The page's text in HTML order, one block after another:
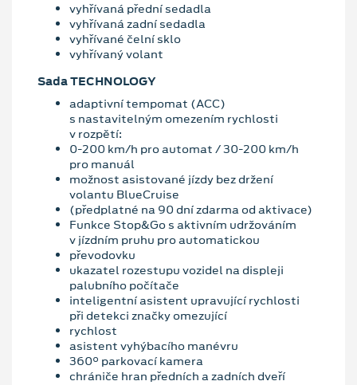
vyhřívaná přední sedadla
vyhřívaná zadní sedadla
vyhřívané čelní sklo
vyhřívaný volant
Sada TECHNOLOGY
adaptivní tempomat (ACC)
s nastavitelným omezením rychlosti
v rozpětí:
0-200 km/h pro automat / 30-200 km/h
pro manuál
možnost asistované jízdy bez držení
volantu BlueCruise
(předplatné na 90 dní zdarma od aktivace)
Funkce Stop&Go s aktivním udržováním
v jízdním pruhu pro automatickou
převodovku
ukazatel rozestupu vozidel na displeji
palubního počítače
inteligentní asistent upravující rychlosti
při detekci značky omezující
rychlost
asistent vyhýbacího manévru
360° parkovací kamera
chrániče hran předních a zadních dveří